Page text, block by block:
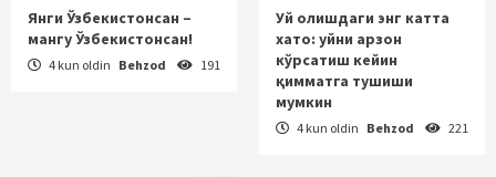
Янги Ўзбекистонсан –
мангу Ўзбекистонсан!
4 kun oldin Behzod 191
Уй олишдаги энг катта
хато: уйни арзон
кўрсатиш кейин
қимматга тушиши
мумкин
4 kun oldin Behzod 221